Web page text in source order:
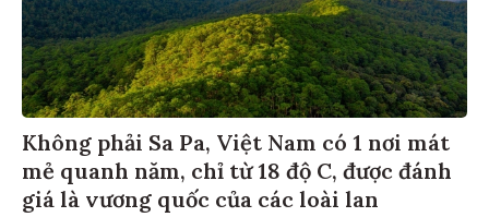
Không phải Sa Pa, Việt Nam có 1 nơi mát
mẻ quanh năm, chỉ từ 18 độ C, được đánh
giá là vương quốc của các loài lan